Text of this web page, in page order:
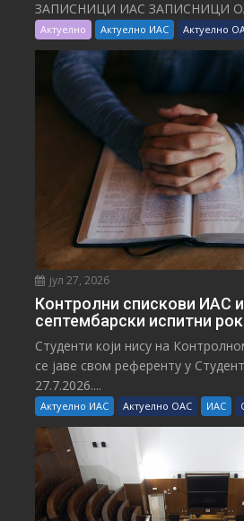
ЗАПИСНИЦИ ИАС ЗАПИСНИЦИ
Актуелно Актуелно ИАС Актуелно
јул 27, 2026
Контролни спискови ИАС
септембарски испитни
Студенти који нису на
се јаве свом референту у
27.7.2026....
Актуелно ИАС Актуелно ОАС ИАС